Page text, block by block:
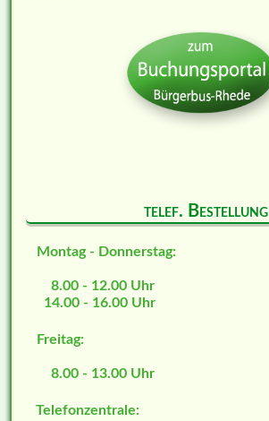
telef. Bestellung
Montag - Donnerstag:
8.00 - 12.00 Uhr
14.00 - 16.00 Uhr
Freitag:
8.00 - 13.00 Uhr
Telefonzentrale: